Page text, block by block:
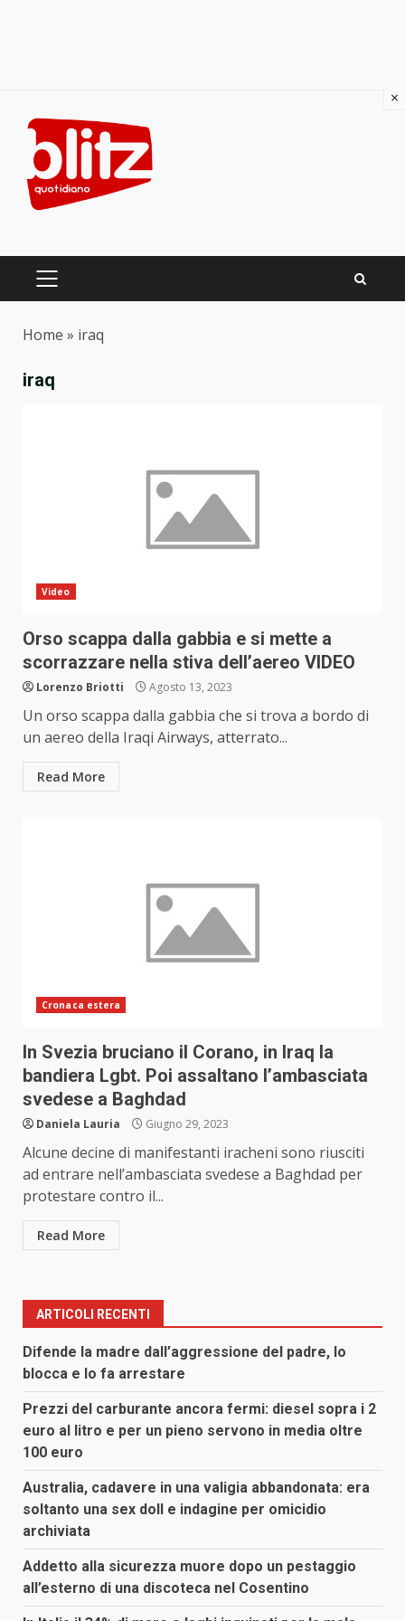
content
PRIMARY
Home » iraq
iraq
Video
Orso scappa dalla gabbia e si mette a
scorrazzare nella stiva dell’aereo VIDEO
Lorenzo Briotti Agosto 13, 2023
Un orso scappa dalla gabbia che si trova a bordo di
un aereo della Iraqi Airways, atterrato...
Read More
Cronaca estera
In Svezia bruciano il Corano, in Iraq la
bandiera Lgbt. Poi assaltano l’ambasciata
svedese a Baghdad
Daniela Lauria Giugno 29, 2023
Alcune decine di manifestanti iracheni sono riusciti
ad entrare nell’ambasciata svedese a Baghdad per
protestare contro il...
Read More
ARTICOLI RECENTI
Difende la madre dall’aggressione del padre, lo
blocca e lo fa arrestare
Prezzi del carburante ancora fermi: diesel sopra i 2
euro al litro e per un pieno servono in media oltre
100 euro
Australia, cadavere in una valigia abbandonata: era
soltanto una sex doll e indagine per omicidio
archiviata
Addetto alla sicurezza muore dopo un pestaggio
all’esterno di una discoteca nel Cosentino
×